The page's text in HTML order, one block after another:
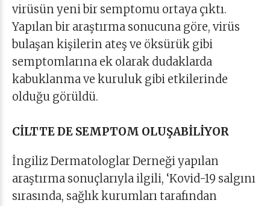
virüsün yeni bir semptomu ortaya çıktı.
Yapılan bir araştırma sonucuna göre, virüs
bulaşan kişilerin ateş ve öksürük gibi
semptomlarına ek olarak dudaklarda
kabuklanma ve kuruluk gibi etkilerinde
olduğu görüldü.
CİLTTE DE SEMPTOM OLUŞABİLİYOR
İngiliz Dermatologlar Derneği yapılan
araştırma sonuçlarıyla ilgili, ‘Kovid-19 salgını
sırasında, sağlık kurumları tarafından